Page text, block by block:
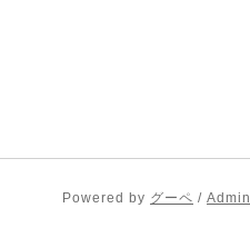
Powered by グーペ / Admin